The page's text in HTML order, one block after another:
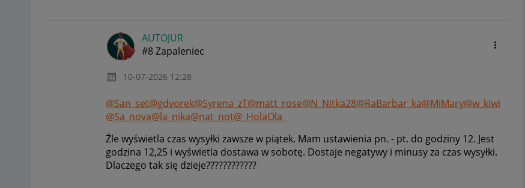
AUTOJUR
#8 Zapaleniec
‎10-07-2026 12:28
@San_set@gdvorek@Syrena_zT@matt_rose@N_Nitka28@RaBarbar_ka@MiMary@w_kiwi
@Sa_nova@la_nika@nat_not@_HolaOla_
Źle wyświetla czas wysyłki zawsze w piątek. Mam ustawienia pn. - pt. do godziny 12. Jest
godzina 12,25 i wyświetla dostawa w sobotę. Dostaje negatywy i minusy za czas wysyłki.
Dlaczego tak się dzieje????????????